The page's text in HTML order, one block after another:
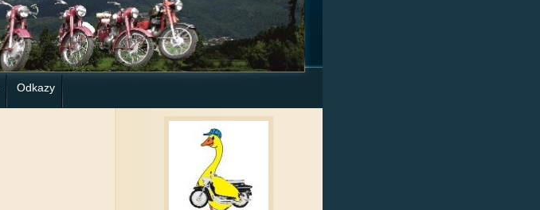
Odkazy